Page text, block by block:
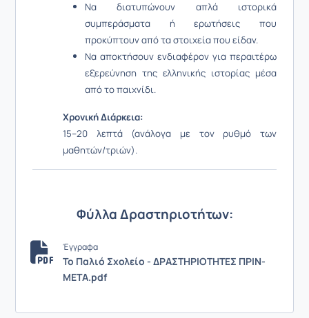
Να διατυπώνουν απλά ιστορικά
συμπεράσματα ή ερωτήσεις που
προκύπτουν από τα στοιχεία που είδαν.
Να αποκτήσουν ενδιαφέρον για περαιτέρω
εξερεύνηση της ελληνικής ιστορίας μέσα
από το παιχνίδι.
Χρονική Διάρκεια:
15–20 λεπτά (ανάλογα με τον ρυθμό των
μαθητών/τριών).
Φύλλα Δραστηριοτήτων:
Έγγραφα
Το Παλιό Σχολείο - ΔΡΑΣΤΗΡΙΟΤΗΤΕΣ ΠΡΙΝ-
ΜΕΤΑ.pdf